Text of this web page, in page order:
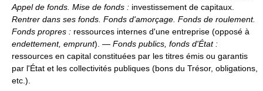
Appel de fonds. Mise de fonds : investissement de capitaux.
Rentrer dans ses fonds. Fonds d'amorçage. Fonds de roulement.
Fonds propres : ressources internes d'une entreprise (opposé à
endettement, emprunt). — Fonds publics, fonds d'État :
ressources en capital constituées par les titres émis ou garantis
par l'État et les collectivités publiques (bons du Trésor, obligations,
etc.).